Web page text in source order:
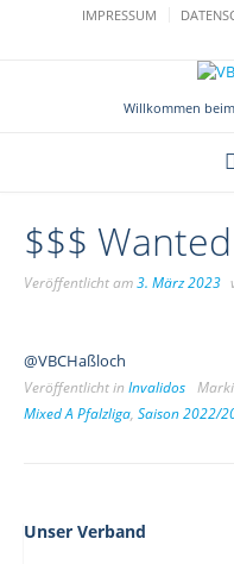
IMPRESSUM
Willkommen
$$$
Veröffentlicht am3. März 2023
@VBCHaßloch
Veröffentlicht in Invalidos
Mixed A Pfalzliga, Saison 2022/
Unser Verband